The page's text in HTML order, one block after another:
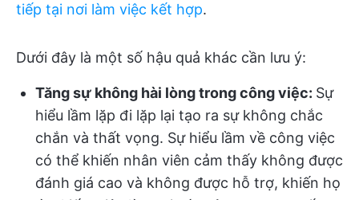
tiếp tại nơi làm việc kết hợp.
Dưới đây là một số hậu quả khác cần lưu ý:
Tăng sự không hài lòng trong công việc: Sự
hiểu lầm lặp đi lặp lại tạo ra sự không chắc
chắn và thất vọng. Sự hiểu lầm về công việc
có thể khiến nhân viên cảm thấy không được
đánh giá cao và không được hỗ trợ, khiến họ